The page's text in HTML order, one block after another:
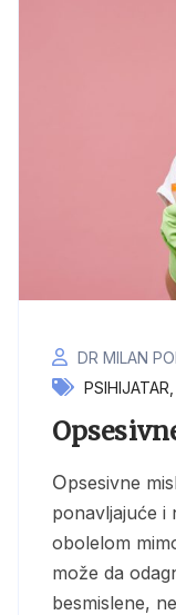
DR MILAN
PSIHIJATAR
Opsesivne misli su stalno postojeće,
ponavljajuće i
obolelom
može da
besmislene,